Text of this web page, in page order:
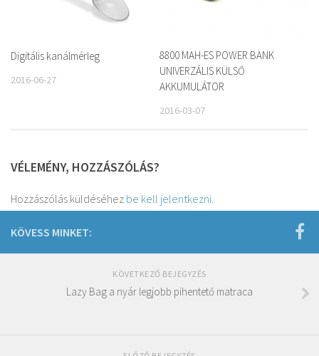
Digitális kanálmérleg
2016-06-27
8800 MAH-ES POWER BANK
UNIVERZÁLIS KÜLSŐ
AKKUMULÁTOR
2016-03-07
VÉLEMÉNY, HOZZÁSZÓLÁS?
Hozzászólás küldéséhez be kell jelentkezni.
KÖVESS MINKET:
KÖVETKEZŐ BEJEGYZÉS
Lazy Bag a nyár legjobb pihentető matraca